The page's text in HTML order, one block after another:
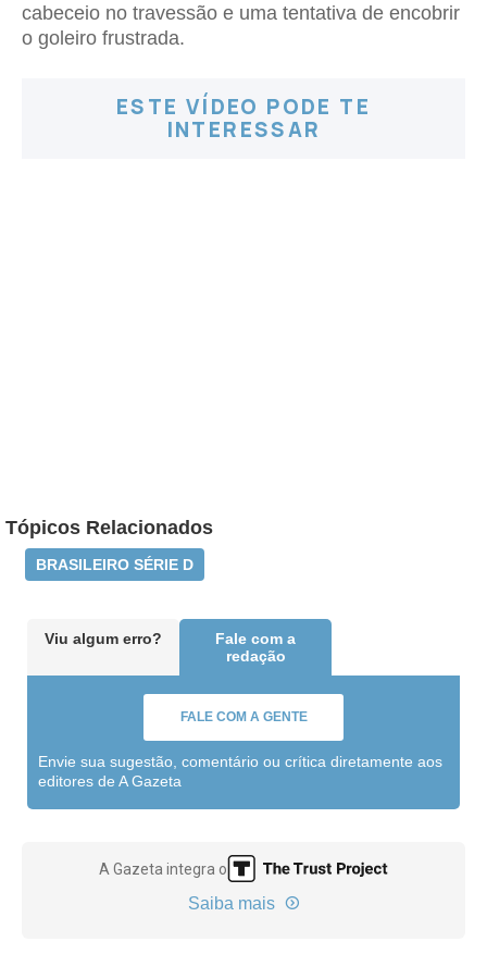
cabeceio no travessão e uma tentativa de encobrir
o goleiro frustrada.
ESTE VÍDEO PODE TE
INTERESSAR
Tópicos Relacionados
BRASILEIRO SÉRIE D
Viu algum erro?
Fale com a
redação
FALE COM A GENTE
Envie sua sugestão, comentário ou crítica diretamente aos
editores de A Gazeta
A Gazeta integra o
Saiba mais